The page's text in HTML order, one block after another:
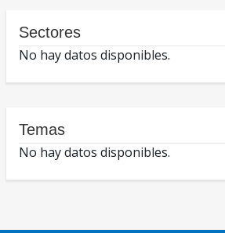
Sectores
No hay datos disponibles.
Temas
No hay datos disponibles.